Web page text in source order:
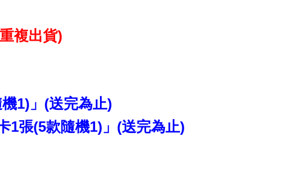
複出貨)
1)」(送完為止)
1張(5款隨機1)」(送完為止)